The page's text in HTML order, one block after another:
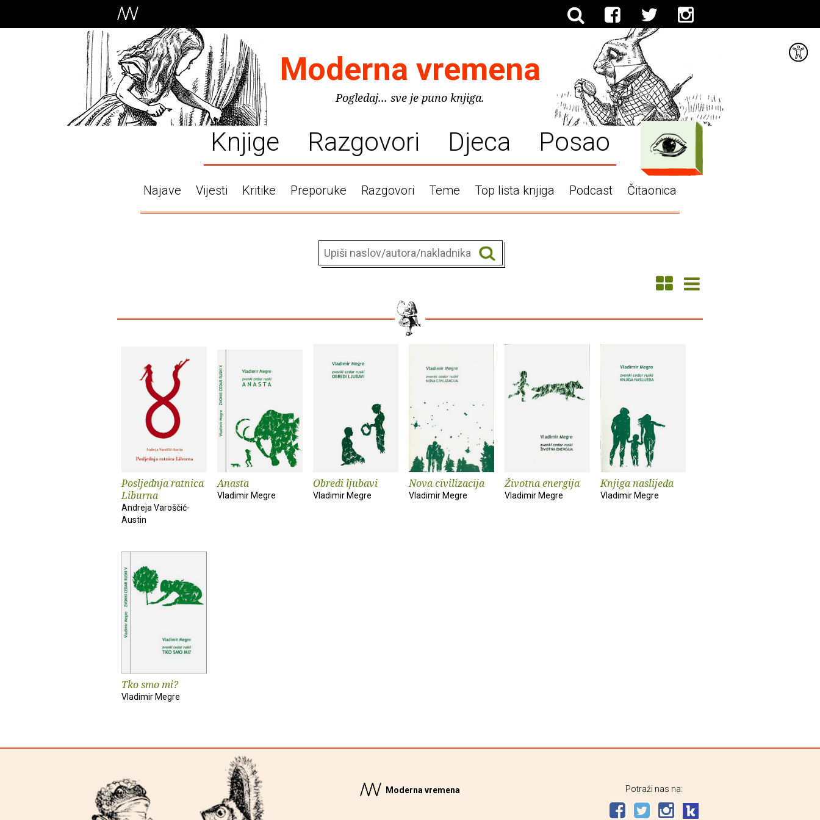
Moderna vremena
Pogledaj... sve je puno knjiga.
Knjige Razgovori Djeca Posao
Najave Vijesti Kritike Preporuke Razgovori Teme Top lista knjiga Podcast Čitaonica
Posljednja ratnica
Liburna
Andreja Varoščić-
Austin
Anasta
Vladimir Megre
Obredi ljubavi
Vladimir Megre
Nova civilizacija
Vladimir Megre
Životna energija
Vladimir Megre
Knjiga naslijeđa
Vladimir Megre
Tko smo mi?
Vladimir Megre
Moderna vremena Potraži nas na: